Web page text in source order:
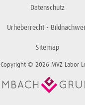
Datenschutz
Urheberrecht -
Sitemap
Copyright © 2026 MVZ Labor